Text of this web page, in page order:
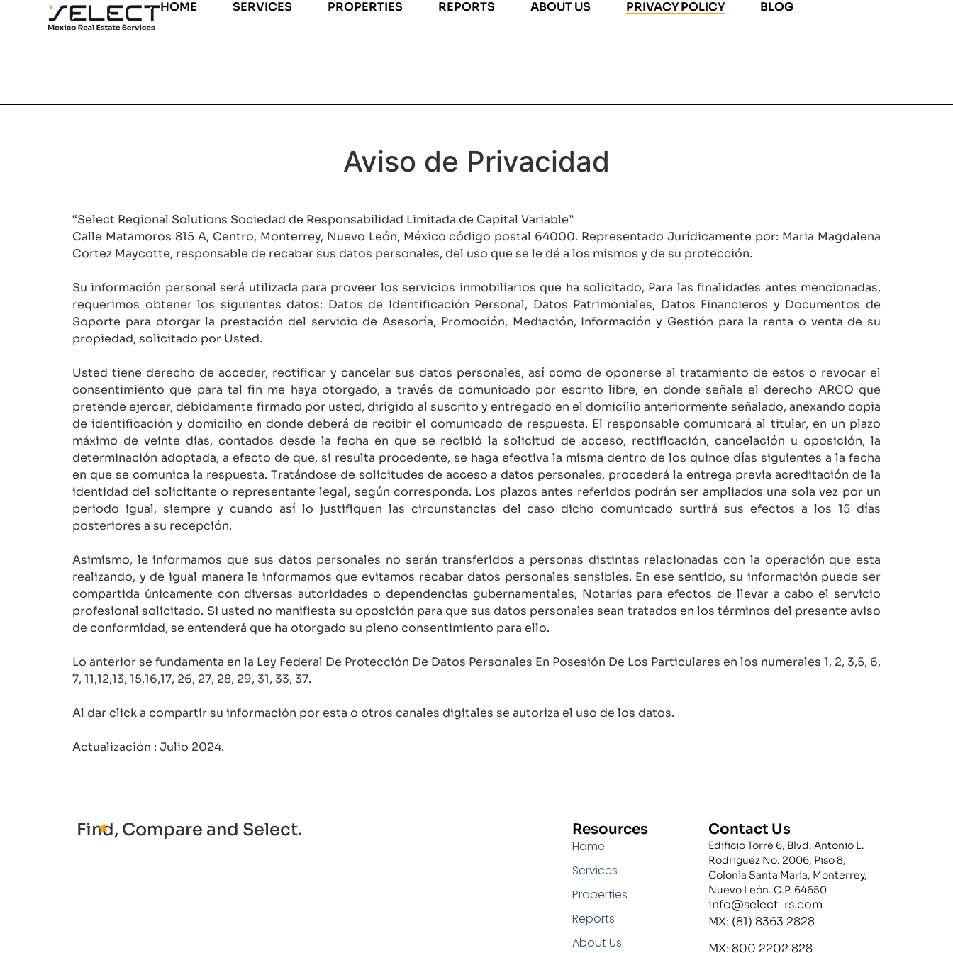
HOME SERVICES PROPERTIES REPORTS ABOUT US PRIVACY POLICY BLOG
Aviso de Privacidad
“Select Regional Solutions Sociedad de Responsabilidad Limitada de Capital Variable”
Calle Matamoros 815 A, Centro, Monterrey, Nuevo León, México código postal 64000. Representado Jurídicamente por: Maria Magdalena
Cortez Maycotte, responsable de recabar sus datos personales, del uso que se le dé a los mismos y de su protección.
Su información personal será utilizada para proveer los servicios inmobiliarios que ha solicitado, Para las finalidades antes mencionadas,
requerimos obtener los siguientes datos: Datos de Identificación Personal, Datos Patrimoniales, Datos Financieros y Documentos de
Soporte para otorgar la prestación del servicio de Asesoría, Promoción, Mediación, Información y Gestión para la renta o venta de su
propiedad, solicitado por Usted.
Usted tiene derecho de acceder, rectificar y cancelar sus datos personales, así como de oponerse al tratamiento de estos o revocar el
consentimiento que para tal fin me haya otorgado, a través de comunicado por escrito libre, en donde señale el derecho ARCO que
pretende ejercer, debidamente firmado por usted, dirigido al suscrito y entregado en el domicilio anteriormente señalado, anexando copia
de identificación y domicilio en donde deberá de recibir el comunicado de respuesta. El responsable comunicará al titular, en un plazo
máximo de veinte días, contados desde la fecha en que se recibió la solicitud de acceso, rectificación, cancelación u oposición, la
determinación adoptada, a efecto de que, si resulta procedente, se haga efectiva la misma dentro de los quince días siguientes a la fecha
en que se comunica la respuesta. Tratándose de solicitudes de acceso a datos personales, procederá la entrega previa acreditación de la
identidad del solicitante o representante legal, según corresponda. Los plazos antes referidos podrán ser ampliados una sola vez por un
periodo igual, siempre y cuando así lo justifiquen las circunstancias del caso dicho comunicado surtirá sus efectos a los 15 días
posteriores a su recepción.
Asimismo, le informamos que sus datos personales no serán transferidos a personas distintas relacionadas con la operación que esta
realizando, y de igual manera le informamos que evitamos recabar datos personales sensibles. En ese sentido, su información puede ser
compartida únicamente con diversas autoridades o dependencias gubernamentales, Notarías para efectos de llevar a cabo el servicio
profesional solicitado. Si usted no manifiesta su oposición para que sus datos personales sean tratados en los términos del presente aviso
de conformidad, se entenderá que ha otorgado su pleno consentimiento para ello.
Lo anterior se fundamenta en la Ley Federal De Protección De Datos Personales En Posesión De Los Particulares en los numerales 1, 2, 3,5, 6,
7, 11,12,13, 15,16,17, 26, 27, 28, 29, 31, 33, 37.
Al dar click a compartir su información por esta o otros canales digitales se autoriza el uso de los datos.
Actualización : Julio 2024.
Find, Compare and Select. Resources
Home
Services
Properties
Reports
About Us
Contact Us
Edificio Torre 6, Blvd. Antonio L.
Rodriguez No. 2006, Piso 8,
Colonia Santa María, Monterrey,
Nuevo León. C.P. 64650
info@select-rs.com
MX: (81) 8363 2828
MX: 800 2202 828